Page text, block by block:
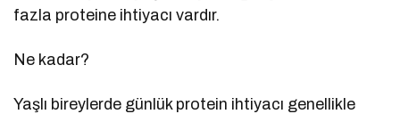
fazla proteine ihtiyacı vardır.
Ne kadar?
Yaşlı bireylerde günlük protein ihtiyacı genellikle